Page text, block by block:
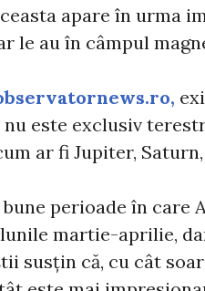
apare în urma
le au în câmpul
nu este exclusiv
ar fi Jupiter,
bune perioade în care
martie-aprilie,
susțin că, cu cât